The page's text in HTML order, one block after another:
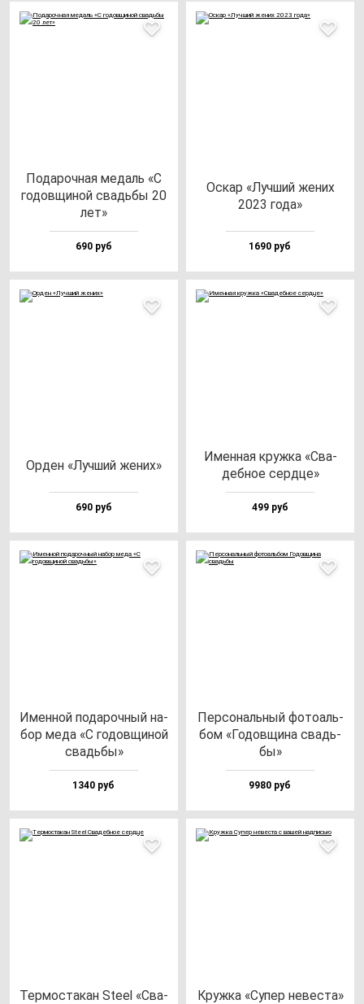
Пода­роч­ная ме­даль «С
го­дов­щи­ной свадь­бы 20
лет»
690 руб
Оскар «Луч­ший же­них
2023 го­да»
1690 руб
Орден «Луч­ший же­них»
690 руб
Имен­ная круж­ка «Сва­
деб­ное сер­дце»
499 руб
Имен­ной по­да­роч­ный на­
бор ме­да «С го­дов­щи­ной
свадь­бы»
1340 руб
Пер­со­наль­ный фо­то­аль­
бом «Годов­щи­на свадь­
бы»
9980 руб
Тер­мос­та­кан Ste­el «Сва­
Круж­ка «Супер не­вес­та»